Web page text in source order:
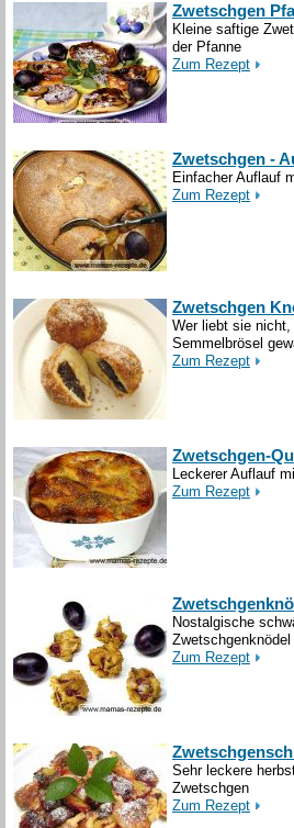
Zwetschgen
Kleine saftige
der Pfanne
Zum Rezept
Zwetschgen -
Einfacher Auflauf
Zum Rezept
Zwetschgen
Wer liebt sie
Semmelbrösel
Zum Rezept
Zwetschgen-
Leckerer Auflauf
Zum Rezept
Nostalgische
Zum Rezept
Sehr leckere
Zwetschgen
Zum Rezept